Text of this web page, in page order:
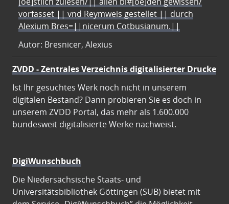
vorfasset || vnd Reymweis gestellet || durch
Alexium Bres=||nicerum Cotbusianum.||
Autor: Bresnicer, Alexius
ZVDD - Zentrales Verzeichnis digitalisierter Drucke
Ist Ihr gesuchtes Werk noch nicht in unserem
digitalen Bestand? Dann probieren Sie es doch in
unserem ZVDD Portal, das mehr als 1.600.000
bundesweit digitalisierte Werke nachweist.
DigiWunschbuch
Die Niedersächsische Staats- und
Universitätsbibliothek Göttingen (SUB) bietet mit